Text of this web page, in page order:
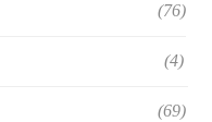
(76)
(4)
(69)